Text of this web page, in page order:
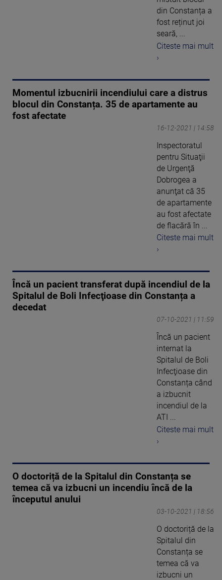
din Constanța a
fost reținut joi
seară, ...
Citeste mai mult
›
Momentul izbucnirii incendiului care a distrus
blocul din Constanța. 35 de apartamente au
fost afectate
16-12-2021 | 14:58
Inspectoratul
pentru Situaţii
de Urgenţă
Dobrogea a
anunţat că 35
de apartamente
au fost afectate
de flacără în ...
Citeste mai mult
›
Încă un pacient transferat după incendiul de la
Spitalul de Boli Infecţioase din Constanța a
decedat
07-10-2021 | 11:59
Încă un pacient
internat la
Spitalul de Boli
Infecţioase din
Constanța când
a izbucnit
incendiul de la
ATI ...
Citeste mai mult
›
O doctoriță de la Spitalul din Constanța se
temea că va izbucni un incendiu încă de la
începutul anului
03-10-2021 | 18:56
O doctoriță de la
Spitalul din
Constanța se
temea că va
izbucni un